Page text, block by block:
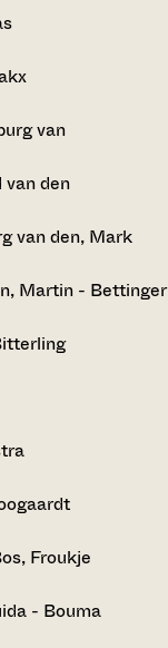
van
van den
van den, Mark
Martin - Bettinger
Froukje
- Bouma